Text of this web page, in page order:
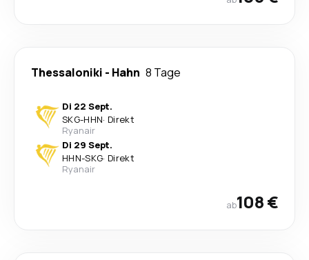
Thessaloniki - Hahn 8 Tage
Di 22 Sept.
SKG-HHN· Direkt
Ryanair
Di 29 Sept.
HHN-SKG· Direkt
Ryanair
ab108 €